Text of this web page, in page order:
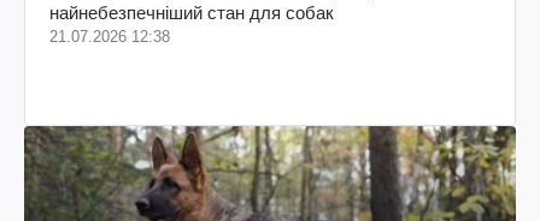
найнебезпечніший стан для собак
21.07.2026 12:38